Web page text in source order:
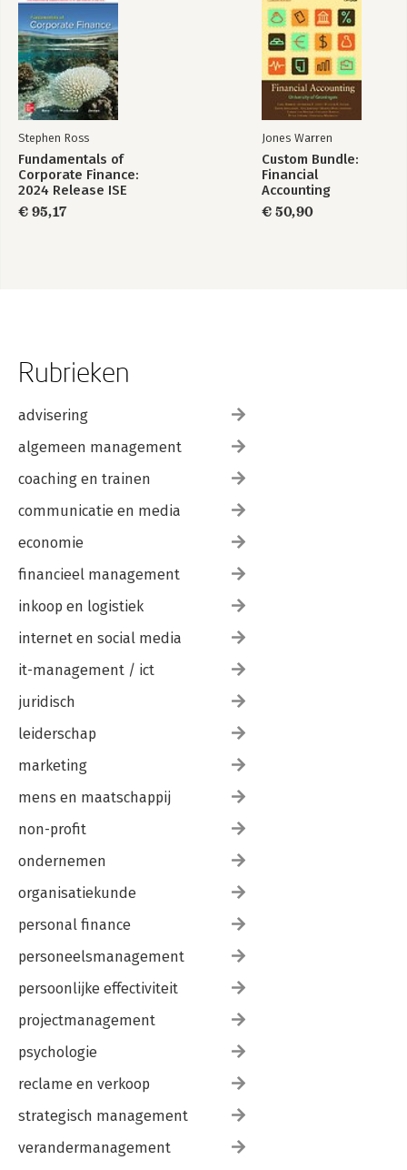
Stephen Ross
Fundamentals of
Corporate Finance:
2024 Release ISE
€ 95,17
Jones Warren
Custom Bundle:
Financial
Accounting
€ 50,90
Rubrieken
advisering
algemeen management
coaching en trainen
communicatie en media
economie
financieel management
inkoop en logistiek
internet en social media
it-management / ict
juridisch
leiderschap
marketing
mens en maatschappij
non-profit
ondernemen
organisatiekunde
personal finance
personeelsmanagement
persoonlijke effectiviteit
projectmanagement
psychologie
reclame en verkoop
strategisch management
verandermanagement